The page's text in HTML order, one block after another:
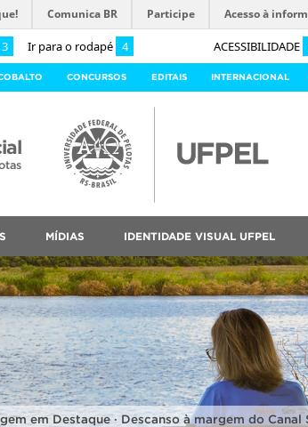
3 Ir para o rodapé 4 ACESSIBILIDADE
Comunica BR Participe Acesso à
CONCURSOS EDITAIS INTERNACIONAL
MÍDIAS IDENTIDADE VISUAL UFPEL
em Destaque · Descanso à margem do